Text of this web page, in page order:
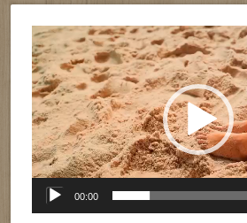
Reproductor
de
vídeo
00:00